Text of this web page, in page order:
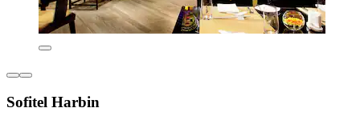
Sofitel Harbin